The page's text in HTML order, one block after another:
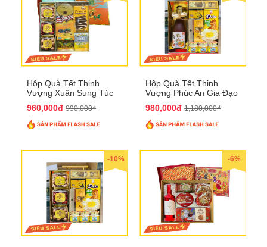
Hộp Quà Tết Thịnh
Vượng Xuân Sung Túc
960,000đ 990,000₫
Hộp Quà Tết Thịnh
Vượng Phúc An Gia Đạo
980,000đ 1,180,000₫
-10% -6%